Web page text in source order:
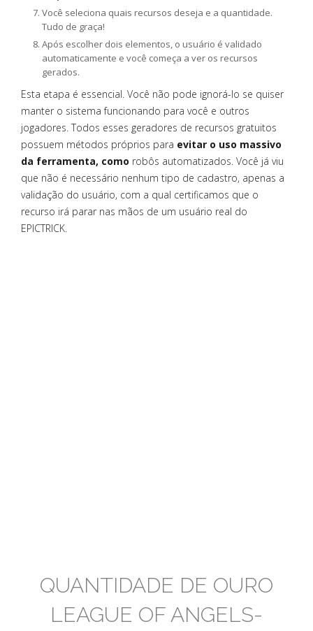
Você seleciona quais recursos deseja e a quantidade.
Tudo de graça!
Após escolher dois elementos, o usuário é validado
automaticamente e você começa a ver os recursos
gerados.
Esta etapa é essencial. Você não pode ignorá-lo se quiser
manter o sistema funcionando para você e outros
jogadores. Todos esses geradores de recursos gratuitos
possuem métodos próprios para evitar o uso massivo
da ferramenta, como robôs automatizados. Você já viu
que não é necessário nenhum tipo de cadastro, apenas a
validação do usuário, com a qual certificamos que o
recurso irá parar nas mãos de um usuário real do
EPICTRICK.
QUANTIDADE DE OURO
LEAGUE OF ANGELS-